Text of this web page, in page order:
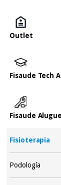
Outlet
Fisaude Tech
Fisaude
Fisioterapia
Podología